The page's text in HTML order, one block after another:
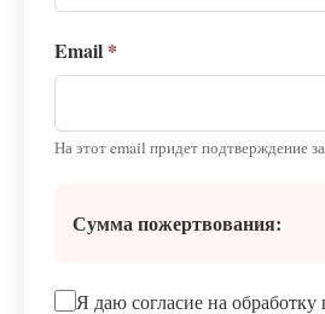
Email *
На этот email придет подтверждение
Сумма пожертвования:
Я даю согласие на